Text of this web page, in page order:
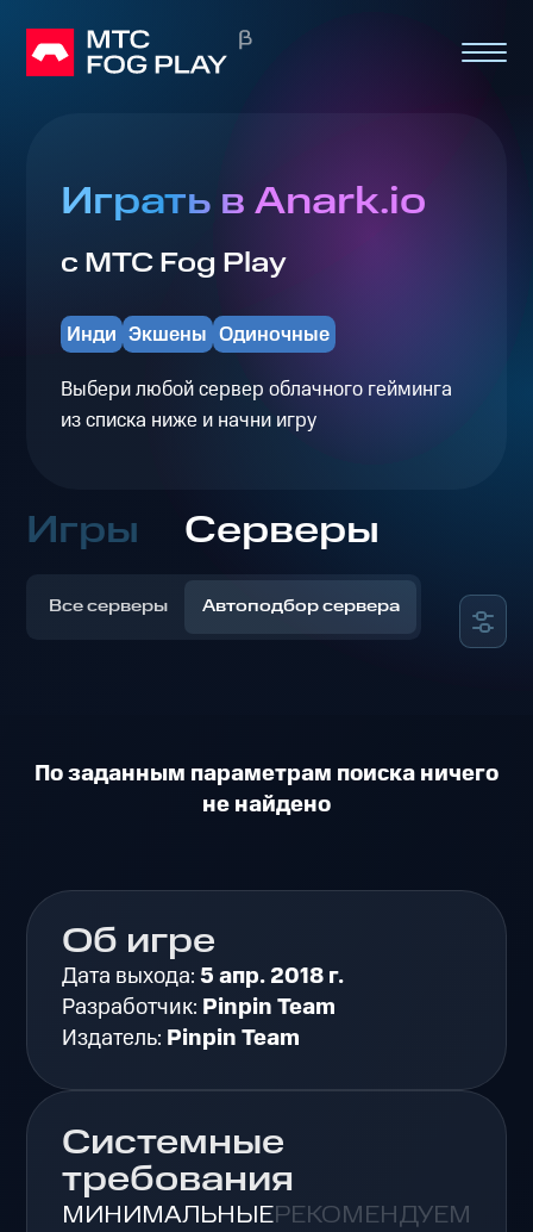
Играть в Anark.io
с МТС Fog Play
Инди Экшены Одиночные
Выбери любой сервер облачного гейминга
из списка ниже и начни игру
Игры Серверы
Все серверы Автоподбор сервера
По заданным параметрам поиска ничего
не найдено
Об игре
Дата выхода:5 апр. 2018 г.
Разработчик: Pinpin Team
Издатель: Pinpin Team
Системные
требования
МИНИМАЛЬНЫЕРЕКОМЕНДУЕМЫЕ